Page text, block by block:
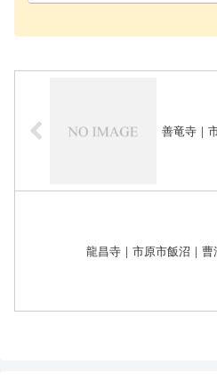
善竜寺｜
龍昌寺｜市原市飯沼｜曹